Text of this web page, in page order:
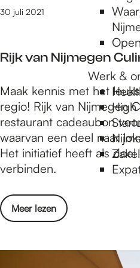
Werk &
High
a
n
s
e
r
t
w
a
n
d
l
g
l
g
2
4
o
r
g
a
i
s
Rijk van Nijmegen
30 juli 2021
R
i
j
k
v
a
N
i
Maak kennis met het
regio! Rijk van Nijmegen
restaurant cadeaubon
waarvan een deel naar
Het initiatief heeft als
verbinden.
Meer lezen
o
v